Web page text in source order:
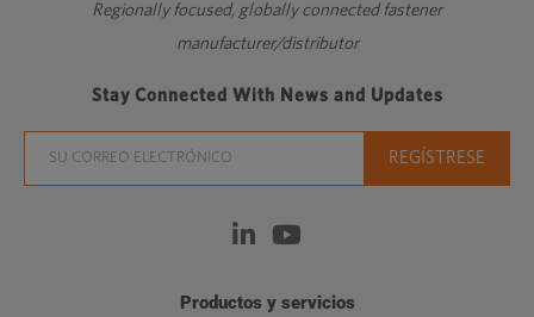
Regionally focused, globally connected fastener
manufacturer/distributor
Stay Connected With News and Updates
Productos y servicios